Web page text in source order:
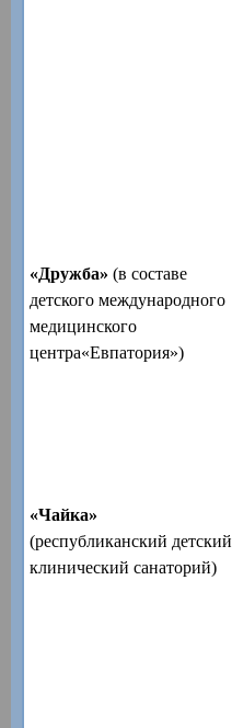
«Дружба» (в составе
детского международного
медицинского
центра«Евпатория»)
«Чайка»
(республиканский детский
клинический санаторий)